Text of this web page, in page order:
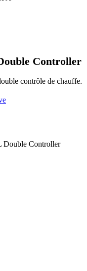
Controller
contrôle de chauffe.
Double Controller